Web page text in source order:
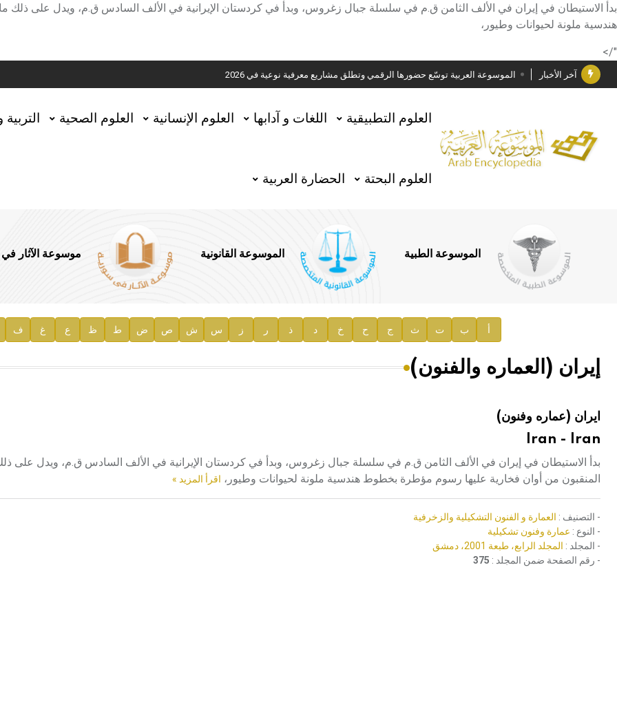
بدأ الاستيطان في إيران في الألف الثامن ق.م في سلسلة جبال زغروس، وبدأ في كردستان الإيرانية في الألف السادس ق.م، ويدل على ذلك
هندسية ملونة لحيوانات وطيور،
"/>
آخر الأخبار
دار الفكر الموزع الحصري لمنشورات هيئة الموسوعة العربية
الموسوعة العربية توسّع حضورها الرقمي وتطلق مشاريع معرفية نوعية في 2026
جائزة مجمع الملك سلمان العالمي للغة العربية 2025
الأستاذ إياد خالد الطباع مدير عام لهيئة الموسوعة العربية
السيد محمد ياسين صالح وزيرا للثقافة
توصيات مجلس الإدارة
صدور المجلد السابع من موسوعة الآثار في سورية
إعلان..
هيئة الموسوعة العربية تطلق موسوعات جديدة في عام 2026
العلوم التطبيقية اللغات و آدابها العلوم الإنسانية العلوم الصحية
العلوم البحتة الحضارة العربية
الموسوعة الطبية الموسوعة القانونية موسوعة الآثار
أ ب ت ث ج ح خ د ذ ر ز س ش ص ض ط ظ ع غ ف
إيران (العماره والفنون)
ايران (عماره وفنون)
Iran - Iran
بدأ الاستيطان في إيران في الألف الثامن ق.م في سلسلة جبال زغروس، وبدأ في كردستان الإيرانية في الألف السادس ق.م، ويدل على
المنقبون من أوان فخارية عليها رسوم مؤطرة بخطوط هندسية ملونة لحيوانات وطيور، اقرأ المزيد »
- التصنيف : العمارة و الفنون التشكيلية والزخرفية
- النوع : عمارة وفنون تشكيلية
- المجلد : المجلد الرابع، طبعة 2001، دمشق
- رقم الصفحة ضمن المجلد : 375